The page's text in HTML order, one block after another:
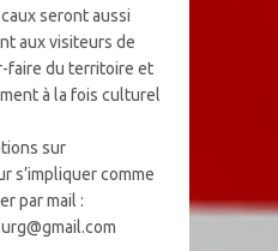
seront aussi
aux visiteurs de
faire du territoire et
à la fois culturel
sur
s’impliquer comme
par mail :